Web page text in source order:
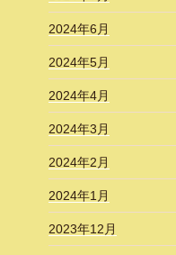
2024年6月
2024年5月
2024年4月
2024年3月
2024年2月
2024年1月
2023年12月